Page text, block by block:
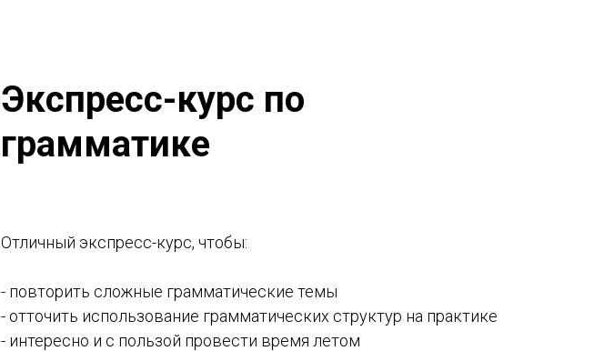
Экспресс-курс по
грамматике
Отличный экспресс-курс, чтобы:
- повторить сложные грамматические темы
- отточить использование грамматических структур на практике
- интересно и с пользой провести время летом